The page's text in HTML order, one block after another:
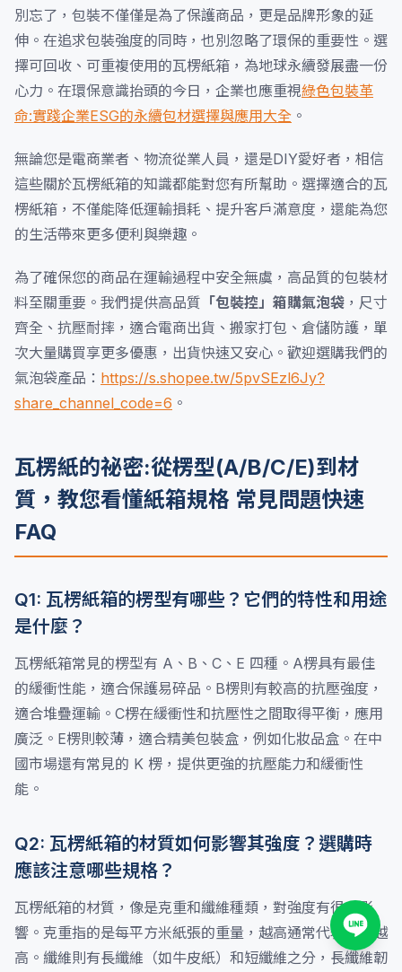
別忘了，包裝不僅僅是為了保護商品，更是品牌形象的延
伸。在追求包裝強度的同時，也別忽略了環保的重要性。選
擇可回收、可重複使用的瓦楞紙箱，為地球永續發展盡一份
心力。在環保意識抬頭的今日，企業也應重視綠色包裝革
命:實踐企業ESG的永續包材選擇與應用大全 。
無論您是電商業者、物流從業人員，還是DIY愛好者，相信
這些關於瓦楞紙箱的知識都能對您有所幫助。選擇適合的瓦
楞紙箱，不僅能降低運輸損耗、提升客戶滿意度，還能為您
的生活帶來更多便利與樂趣。
為了確保您的商品在運輸過程中安全無虞，高品質的包裝材
料至關重要。我們提供高品質 「包裝控」箱購氣泡袋 ，尺寸
齊全、抗壓耐摔，適合電商出貨、搬家打包、倉儲防護，單
次大量購買享更多優惠，出貨快速又安心。歡迎選購我們的
氣泡袋產品： https://s.shopee.tw/5pvSEzl6Jy?
share_channel_code=6 。
瓦楞紙的祕密:從楞型(A/B/C/E)到材
質，教您看懂紙箱規格 常見問題快速
FAQ
Q1: 瓦楞紙箱的楞型有哪些？它們的特性和用途
是什麼？
瓦楞紙箱常見的楞型有 A、B、C、E 四種。A楞具有最佳
的緩衝性能，適合保護易碎品。B楞則有較高的抗壓強度，
適合堆疊運輸。C楞在緩衝性和抗壓性之間取得平衡，應用
廣泛。E楞則較薄，適合精美包裝盒，例如化妝品盒。在中
國市場還有常見的 K 楞，提供更強的抗壓能力和緩衝性
能。
Q2: 瓦楞紙箱的材質如何影響其強度？選購時
應該注意哪些規格？
瓦楞紙箱的材質，像是克重和纖維種類，對強度有很大影
響。克重指的是每平方米紙張的重量，越高通常代表強度越
高。纖維則有長纖維（如牛皮紙）和短纖維之分，長纖維韌